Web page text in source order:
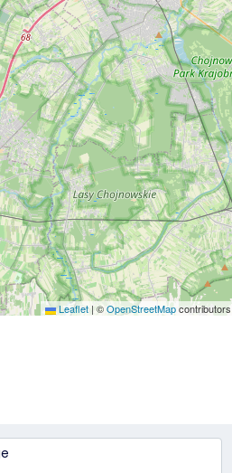
Leaflet | ©OpenStreetMapcontributors